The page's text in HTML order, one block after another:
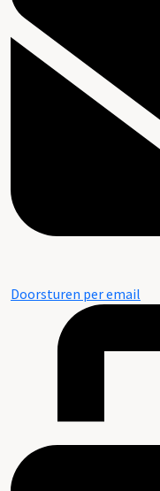
Doorsturen per email